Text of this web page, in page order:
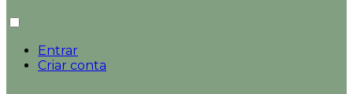
Entrar
Criar conta